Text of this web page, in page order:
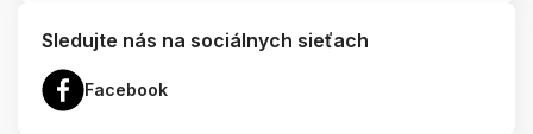
Sledujte nás na sociálnych sieťach
Facebook